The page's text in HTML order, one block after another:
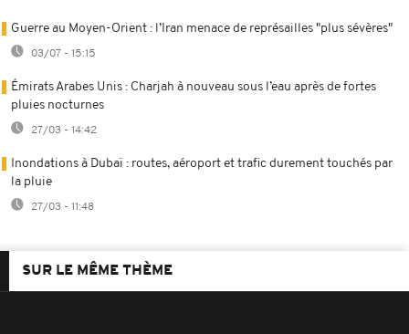
Guerre au Moyen-Orient : l’Iran menace de représailles "plus sévères"
03/07 - 15:15
Émirats Arabes Unis : Charjah à nouveau sous l’eau après de fortes
pluies nocturnes
27/03 - 14:42
Inondations à Dubaï : routes, aéroport et trafic durement touchés par
la pluie
27/03 - 11:48
SUR LE MÊME THÈME